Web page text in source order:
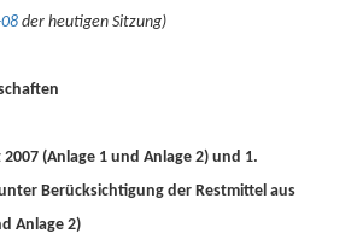
der heutigen Sitzung)
(Anlage 1 und Anlage 2) und 1.
Berücksichtigung der Restmittel aus
Anlage 2)